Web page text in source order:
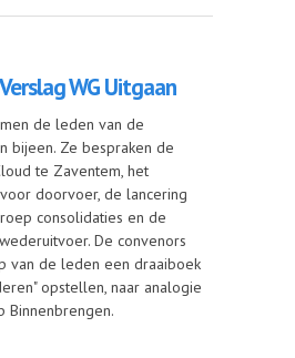
WG Uitgaan
de leden van de
bijeen. Ze bespraken de
te Zaventem, het
doorvoer, de lancering
consolidaties en de
De convenors
van de leden een draaiboek
opstellen, naar analogie
Binnenbrengen.